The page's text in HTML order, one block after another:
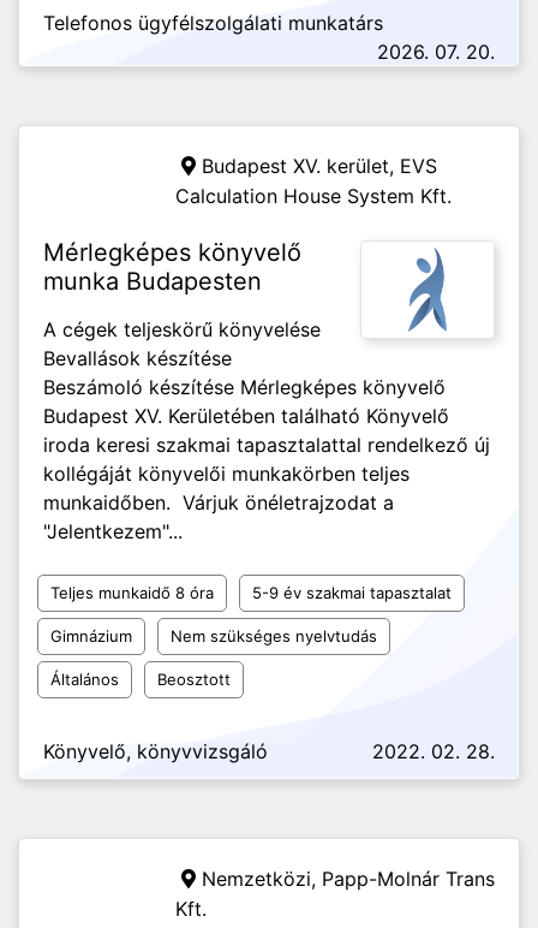
Telefonos ügyfélszolgálati munkatárs
2026. 07. 20.
Budapest XV. kerület, EVS
Calculation House System Kft.
Mérlegképes könyvelő
munka Budapesten
A cégek teljeskörű könyvelése
Bevallások készítése
Beszámoló készítése Mérlegképes könyvelő
Budapest XV. Kerületében található Könyvelő
iroda keresi szakmai tapasztalattal rendelkező új
kollégáját könyvelői munkakörben teljes
munkaidőben. Várjuk önéletrajzodat a
"Jelentkezem"...
Teljes munkaidő 8 óra 5-9 év szakmai tapasztalat
Gimnázium Nem szükséges nyelvtudás
Általános Beosztott
Könyvelő, könyvvizsgáló 2022. 02. 28.
Nemzetközi, Papp-Molnár Trans
Kft.